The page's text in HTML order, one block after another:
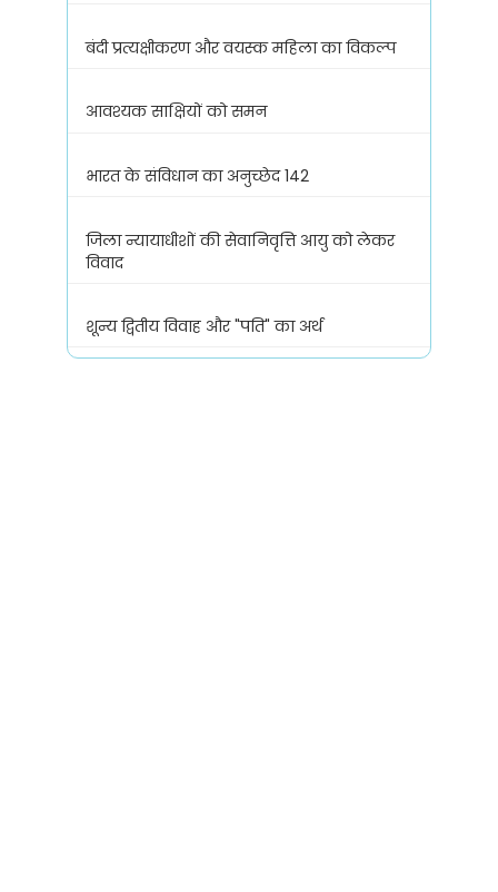
बंदी प्रत्यक्षीकरण और वयस्क महिला का विकल्प
आवश्यक साक्षियों को समन
भारत के संविधान का अनुच्छेद 142
जिला न्यायाधीशों की सेवानिवृत्ति आयु को लेकर
विवाद
शून्य द्वितीय विवाह और "पति" का अर्थ